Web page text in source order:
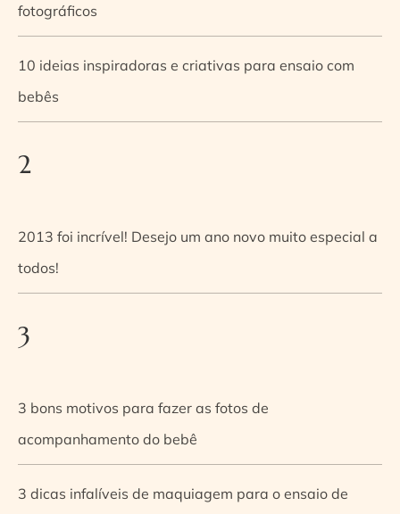
fotográficos
10 ideias inspiradoras e criativas para ensaio com
bebês
2
2013 foi incrível! Desejo um ano novo muito especial a
todos!
3
3 bons motivos para fazer as fotos de
acompanhamento do bebê
3 dicas infalíveis de maquiagem para o ensaio de